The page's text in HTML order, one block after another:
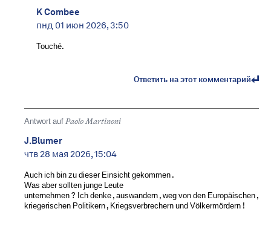
K Combee
пнд 01 июн 2026, 3:50
Touché.
Ответить на этот комментарий
Antwort auf Paolo Martinoni
J.Blumer
чтв 28 мая 2026, 15:04
Auch ich bin zu dieser Einsicht gekommen .
Was aber sollten junge Leute
unternehmen ? Ich denke , auswandern , weg von den Europäischen ,
kriegerischen Politikern , Kriegsverbrechern und Völkermördern !